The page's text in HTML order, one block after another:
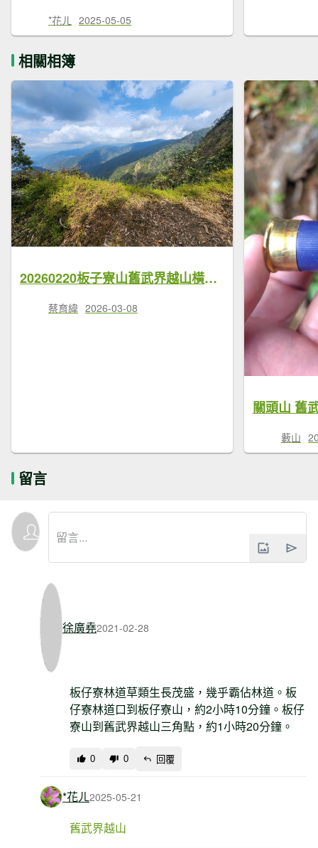
*花ㄦ 2025-05-05
相關相簿
20260220板子寮山舊武界越山橫屏山O型
蔡育緯 2026-03-08
關頭山 舊
藪山
留言
徐廣堯2021-02-28
板仔寮林道草類生長茂盛，幾乎霸佔林道。板
仔寮林道口到板仔寮山，約2小時10分鐘。板仔
寮山到舊武界越山三角點，約1小時20分鐘。
0 0 回覆
*花ㄦ2025-05-21
舊武界越山